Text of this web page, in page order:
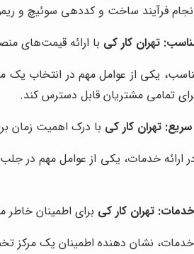
انجام فرآیند ساخت و کددهی سوئیچ و
تهران کار کی با ارائه قیمت‌های
یکی از عوامل مهم در انتخاب
تمامی مشتریان قابل دسترس کند.
تهران کار کی با درک اهمیت زمان
ارائه خدمات، یکی از عوامل مهم در
خدمات: تهران کار کی برای اطمینان خاطر
خدمات، نشان دهنده اطمینان یک